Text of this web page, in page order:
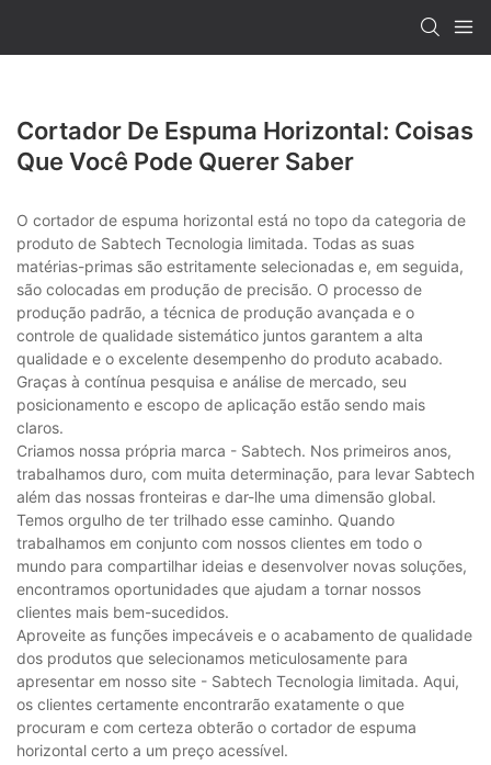
Cortador De Espuma Horizontal: Coisas
Que Você Pode Querer Saber
O cortador de espuma horizontal está no topo da categoria de
produto de Sabtech Tecnologia limitada. Todas as suas
matérias-primas são estritamente selecionadas e, em seguida,
são colocadas em produção de precisão. O processo de
produção padrão, a técnica de produção avançada e o
controle de qualidade sistemático juntos garantem a alta
qualidade e o excelente desempenho do produto acabado.
Graças à contínua pesquisa e análise de mercado, seu
posicionamento e escopo de aplicação estão sendo mais
claros.
Criamos nossa própria marca - Sabtech. Nos primeiros anos,
trabalhamos duro, com muita determinação, para levar Sabtech
além das nossas fronteiras e dar-lhe uma dimensão global.
Temos orgulho de ter trilhado esse caminho. Quando
trabalhamos em conjunto com nossos clientes em todo o
mundo para compartilhar ideias e desenvolver novas soluções,
encontramos oportunidades que ajudam a tornar nossos
clientes mais bem-sucedidos.
Aproveite as funções impecáveis ​​e o acabamento de qualidade
dos produtos que selecionamos meticulosamente para
apresentar em nosso site - Sabtech Tecnologia limitada. Aqui,
os clientes certamente encontrarão exatamente o que
procuram e com certeza obterão o cortador de espuma
horizontal certo a um preço acessível.